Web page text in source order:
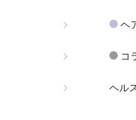
ヘ
コ
ヘル